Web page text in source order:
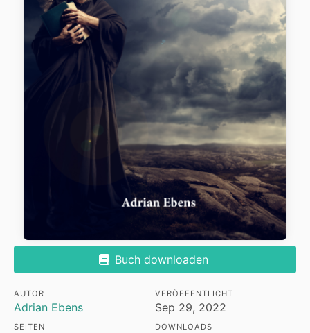
Buch downloaden
AUTOR
Adrian Ebens
VERÖFFENTLICHT
Sep 29, 2022
SEITEN DOWNLOADS